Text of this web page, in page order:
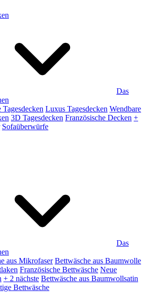
Das
Luxus Tagesdecken Wendbare
3D Tagesdecken Französische Decken +
Sofaüberwürfe
Das
aus Mikrofaser Bettwäsche aus Baumwolle
Französische Bettwäsche Neue
+ 2 nächste Bettwäsche aus Baumwollsatin
Bettwäsche